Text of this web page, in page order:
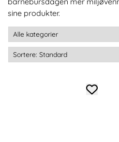
sine produkter.